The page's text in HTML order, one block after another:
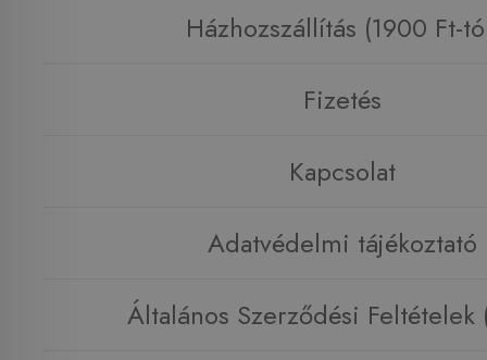
Házhozszállítás (1900 Ft-
Fizetés
Kapcsolat
Adatvédelmi tájékoztató
Általános Szerződési Feltételek